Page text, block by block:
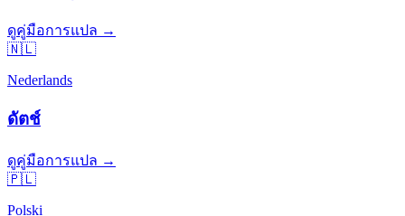
ดูคู่มือการแปล →
🇳🇱
Nederlands
ดัตช์
ดูคู่มือการแปล →
🇵🇱
Polski